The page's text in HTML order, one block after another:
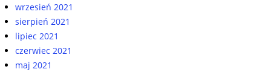
wrzesień 2021
sierpień 2021
lipiec 2021
czerwiec 2021
maj 2021